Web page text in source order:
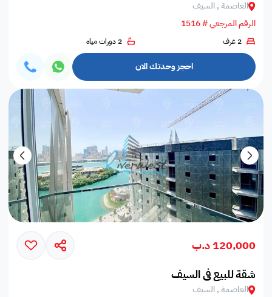
العاصمة , السيف
الرقم المرجعي # 1516
2 غرف 2 دورات مياه
احجز وحدتك الان
120,000 د.ب
شقة للبيع في السيف
العاصمة , السيف